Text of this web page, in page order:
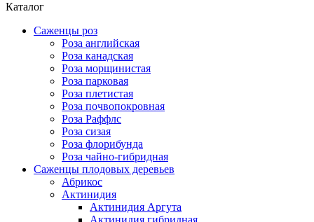
Каталог
Саженцы роз
Роза английская
Роза канадская
Роза морщинистая
Роза парковая
Роза плетистая
Роза почвопокровная
Роза Раффлс
Роза сизая
Роза флорибунда
Роза чайно-гибридная
Саженцы плодовых деревьев
Абрикос
Актинидия
Актинидия Аргута
Актинидия гибридная